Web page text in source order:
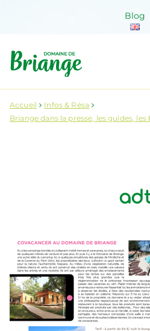
Blog
Accueil
Infos & Résa
Briange dans la presse, les guides, les